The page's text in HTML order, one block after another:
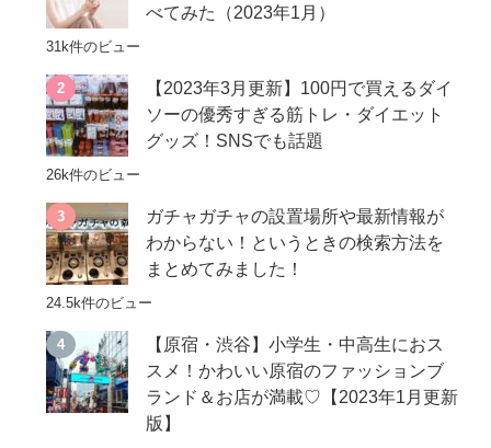
べてみた（2023年1月）
31k件のビュー
【2023年3月更新】100円で買えるダイ
ソーの優秀すぎる筋トレ・ダイエット
グッズ！SNSでも話題
26k件のビュー
ガチャガチャの設置場所や最新情報が
わからない！というときの検索方法を
まとめてみました！
24.5k件のビュー
【原宿・渋谷】小学生・中高生におス
スメ！かわいい原宿のファッションブ
ランド＆お店が満載♡【2023年1月更新
版】